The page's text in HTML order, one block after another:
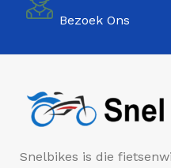
Bezoek Ons
Snelbikes is die